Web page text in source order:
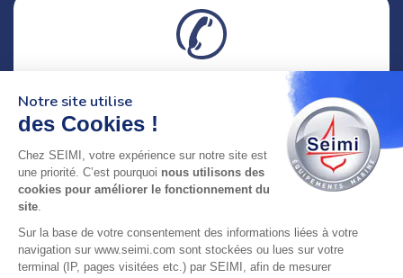
8h-12h30 & 13h30-18h
adresse : 75 Rue Amiral Troude,
29200 Brest FRANCE
SEIMI, UNE ENTREPRISE CERTIFIÉE, ENGAGÉE ET
LABELLISÉE
Notre site utilise
des Cookies !
Chez SEIMI, votre expérience sur notre site est
une priorité. C’est pourquoi nous utilisons des
cookies pour améliorer le fonctionnement du
site.
Sur la base de votre consentement des informations liées à votre
navigation sur www.seimi.com sont stockées ou lues sur votre
terminal (IP, pages visitées etc.) par SEIMI, afin de mesurer